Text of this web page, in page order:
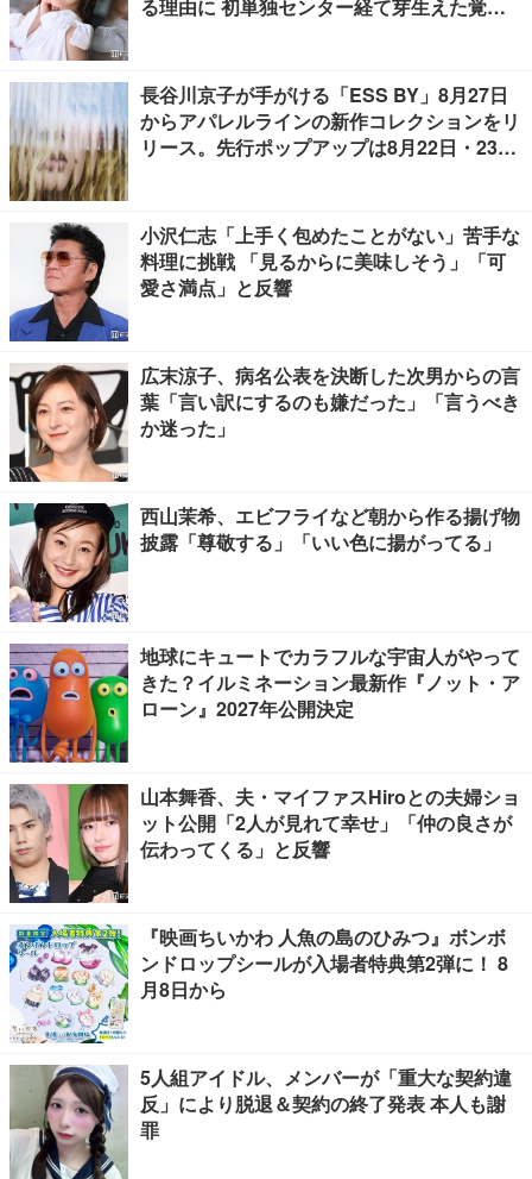
る理由に 初単独センター経て芽生えた覚悟
長谷川京子が手がける「ESS BY」8月27日
からアパレルラインの新作コレクションをリ
リース。先行ポップアップは8月22日・23日
小沢仁志「上手く包めたことがない」苦手な
料理に挑戦 「見るからに美味しそう」「可
愛さ満点」と反響
広末涼子、病名公表を決断した次男からの言
葉「言い訳にするのも嫌だった」「言うべき
か迷った」
西山茉希、エビフライなど朝から作る揚げ物
披露「尊敬する」「いい色に揚がってる」
地球にキュートでカラフルな宇宙人がやって
きた？イルミネーション最新作『ノット・ア
ローン』2027年公開決定
山本舞香、夫・マイファスHiroとの夫婦ショ
ット公開「2人が見れて幸せ」「仲の良さが
伝わってくる」と反響
『映画ちいかわ 人魚の島のひみつ』ボンボ
ンドロップシールが入場者特典第2弾に！ 8
月8日から
5人組アイドル、メンバーが「重大な契約違
反」により脱退＆契約の終了発表 本人も謝
罪